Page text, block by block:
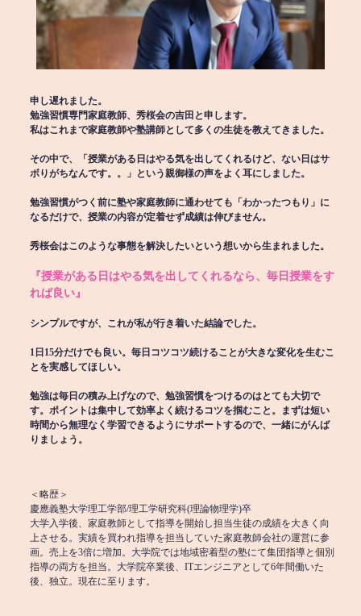
申し遅れました。
勉強習慣専門家庭教師、秀桜会の吉田と申します。
私はこれまで家庭教師や塾講師として多くの生徒を教えてきました。
その中で、「授業がある日はやる気を出してくれるけど、ない日はサ
ボりがちなんです。。」という親御様の声をよく耳にしました。
勉強習慣がつく前に塾や家庭教師に通わせても「わかったつもり」に
なるだけで、授業の内容が定着せず成績は伸びません。
秀桜会はこのような事態を解決したいという想いから生まれました。
『授業がある日はやる気を出してくれるなら、毎日授業をす
れば良い』
シンプルですが、これが私が行き着いた結論でした。
1日15分だけでも良い。毎日コツコツ続けることが大きな変化を生むこ
とを実感してほしい。
勉強は毎日の積み上げなので、勉強習慣をつけるのはとても大切で
す。ポイントは集中して効率よく続けるコツを掴むこと。まずは短い
時間から無理なく学習できるようにサポートするので、一緒にがんば
りましょう。
＜略歴＞
慶應義塾大学理工学部/理工学研究科(理論物理学)卒
大学入学後、家庭教師として指導を開始し担当生徒の成績を大きく向
上させる。実績を買われ指導を担当していた家庭教師会社の運営に参
画。売上を3倍に増加。大学院では地域密着型の塾にて集団指導と個別
指導の両方を担当。大学院卒業後、ITエンジニアとして6年間働いた
後、独立。現在に至ります。